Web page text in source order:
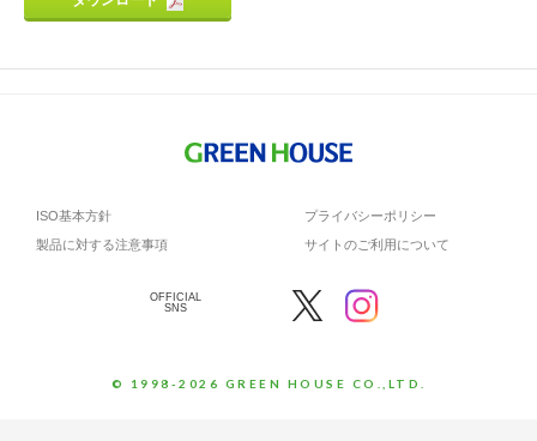
ISO基本方針
プライバシーポリシー
製品に対する注意事項
サイトのご利用について
OFFICIAL
SNS
© 1998-2026 GREEN HOUSE CO.,LTD.